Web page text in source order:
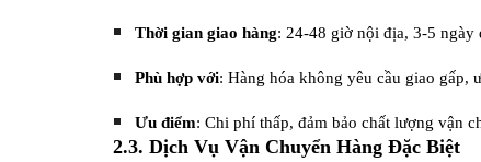
Thời gian giao hàng: 24-48 giờ nội địa, 3-5 ngày
Phù hợp với: Hàng hóa không yêu cầu giao gấp,
Ưu điểm: Chi phí thấp, đảm bảo chất lượng vận
2.3. Dịch Vụ Vận Chuyển Hàng Đặc Biệt